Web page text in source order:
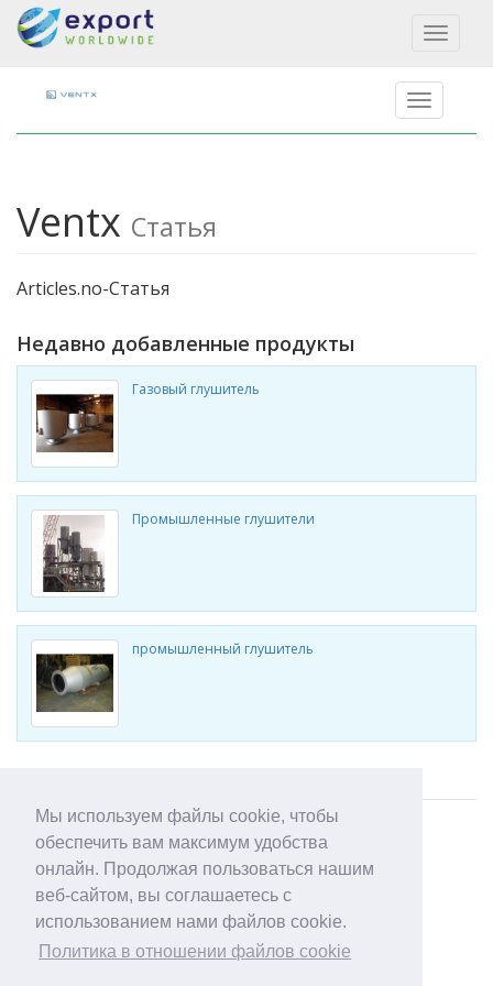
Мы используем файлы cookie, чтобы
обеспечить вам максимум удобства
онлайн. Продолжая пользоваться нашим
веб-сайтом, вы соглашаетесь с
использованием нами файлов cookie.
Политика в отношении файлов cookie
Toggle
Ventx Статья
Articles.no-Статья
Недавно добавленные продукты
Газовый глушитель
Промышленные глушители
промышленный глушитель